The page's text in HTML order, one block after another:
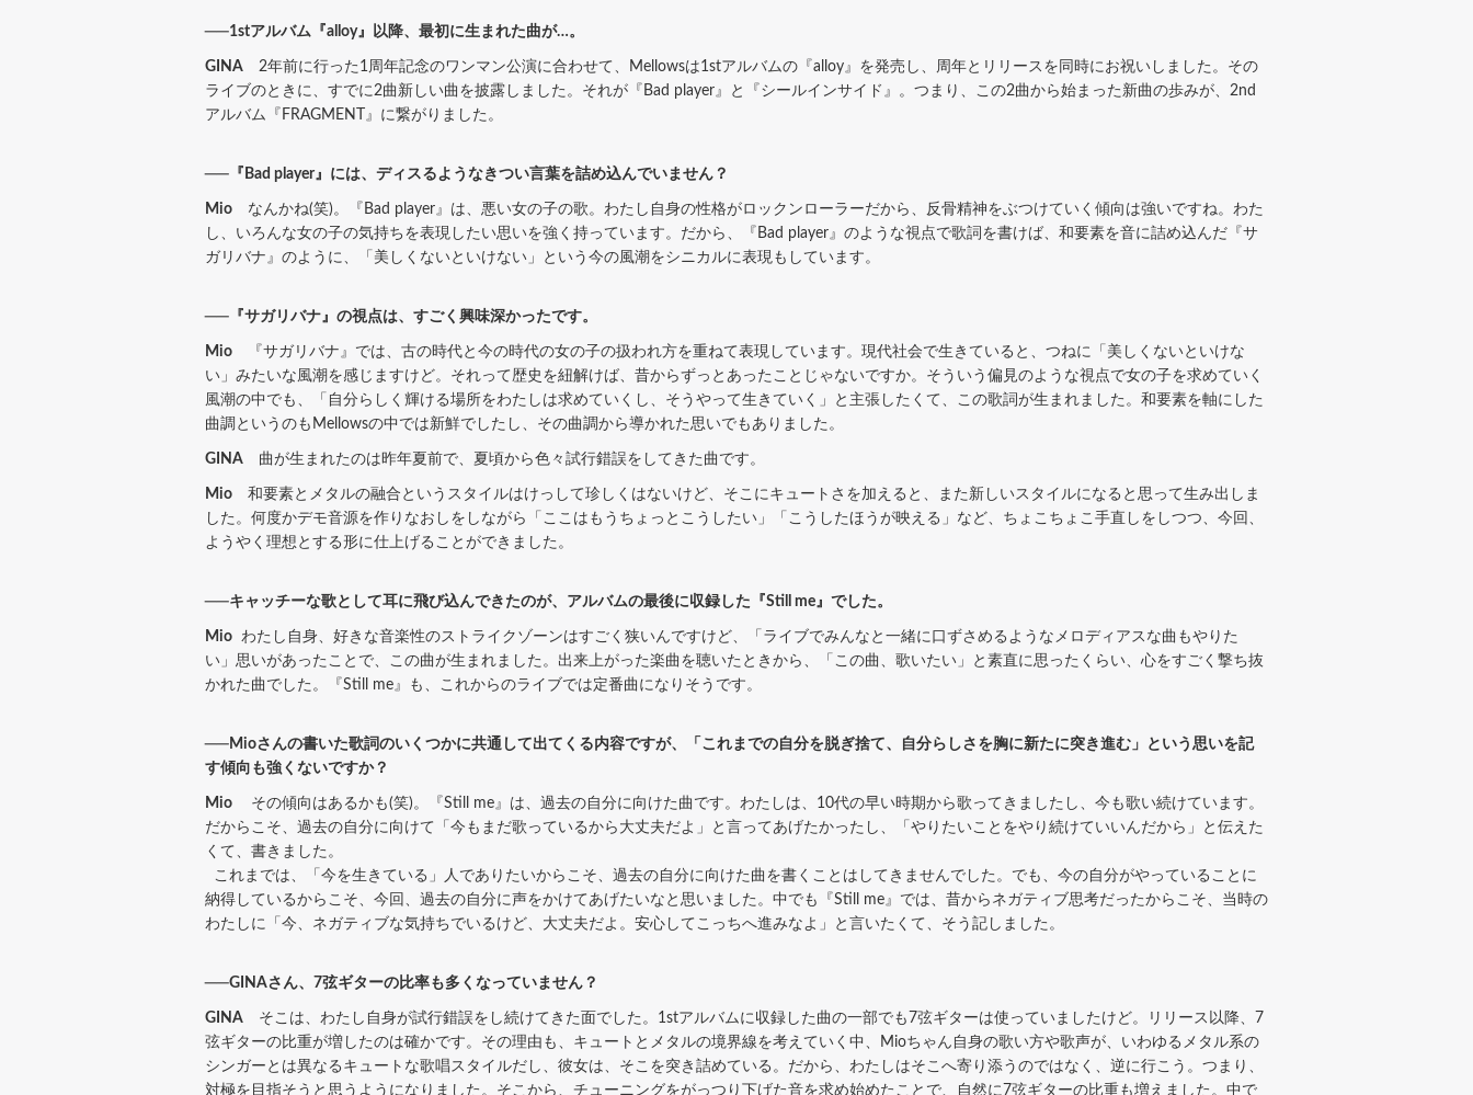
──1stアルバム『alloy』以降、最初に生まれた曲が…。
GINA 2年前に行った1周年記念のワンマン公演に合わせて、Mellowsは1stアルバムの『alloy』を発売し、周年とリリースを同時にお祝いしました。その
ライブのときに、すでに2曲新しい曲を披露しました。それが『Bad player』と『シールインサイド』。つまり、この2曲から始まった新曲の歩みが、2nd
アルバム『FRAGMENT』に繋がりました。
──『Bad player』には、ディスるようなきつい言葉を詰め込んでいません？
Mio なんかね(笑)。『Bad player』は、悪い女の子の歌。わたし自身の性格がロックンローラーだから、反骨精神をぶつけていく傾向は強いですね。わた
し、いろんな女の子の気持ちを表現したい思いを強く持っています。だから、『Bad player』のような視点で歌詞を書けば、和要素を音に詰め込んだ『サ
ガリバナ』のように、「美しくないといけない」という今の風潮をシニカルに表現もしています。
──『サガリバナ』の視点は、すごく興味深かったです。
Mio 『サガリバナ』では、古の時代と今の時代の女の子の扱われ方を重ねて表現しています。現代社会で生きていると、つねに「美しくないといけな
い」みたいな風潮を感じますけど。それって歴史を紐解けば、昔からずっとあったことじゃないですか。そういう偏見のような視点で女の子を求めていく
風潮の中でも、「自分らしく輝ける場所をわたしは求めていくし、そうやって生きていく」と主張したくて、この歌詞が生まれました。和要素を軸にした
曲調というのもMellowsの中では新鮮でしたし、その曲調から導かれた思いでもありました。
GINA 曲が生まれたのは昨年夏前で、夏頃から色々試行錯誤をしてきた曲です。
Mio 和要素とメタルの融合というスタイルはけっして珍しくはないけど、そこにキュートさを加えると、また新しいスタイルになると思って生み出しま
した。何度かデモ音源を作りなおしをしながら「ここはもうちょっとこうしたい」「こうしたほうが映える」など、ちょこちょこ手直しをしつつ、今回、
ようやく理想とする形に仕上げることができました。
──キャッチーな歌として耳に飛び込んできたのが、アルバムの最後に収録した『Still me』でした。
Mio わたし自身、好きな音楽性のストライクゾーンはすごく狭いんですけど、「ライブでみんなと一緒に口ずさめるようなメロディアスな曲もやりた
い」思いがあったことで、この曲が生まれました。出来上がった楽曲を聴いたときから、「この曲、歌いたい」と素直に思ったくらい、心をすごく撃ち抜
かれた曲でした。『Still me』も、これからのライブでは定番曲になりそうです。
──Mioさんの書いた歌詞のいくつかに共通して出てくる内容ですが、「これまでの自分を脱ぎ捨て、自分らしさを胸に新たに突き進む」という思いを記
す傾向も強くないですか？
Mio
その傾向はあるかも(笑)。『Still me』は、過去の自分に向けた曲です。わたしは、10代の早い時期から歌ってきましたし、今も歌い続けています。
だからこそ、過去の自分に向けて「今もまだ歌っているから大丈夫だよ」と言ってあげたかったし、「やりたいことをやり続けていいんだから」と伝えた
くて、書きました。
これまでは、「今を生きている」人でありたいからこそ、過去の自分に向けた曲を書くことはしてきませんでした。でも、今の自分がやっていることに
納得しているからこそ、今回、過去の自分に声をかけてあげたいなと思いました。中でも『Still me』では、昔からネガティブ思考だったからこそ、当時の
わたしに「今、ネガティブな気持ちでいるけど、大丈夫だよ。安心してこっちへ進みなよ」と言いたくて、そう記しました。
──GINAさん、7弦ギターの比率も多くなっていません？
GINA そこは、わたし自身が試行錯誤をし続けてきた面でした。1stアルバムに収録した曲の一部でも7弦ギターは使っていましたけど。リリース以降、7
弦ギターの比重が増したのは確かです。その理由も、キュートとメタルの境界線を考えていく中、Mioちゃん自身の歌い方や歌声が、いわゆるメタル系の
シンガーとは異なるキュートな歌唱スタイルだし、彼女は、そこを突き詰めている。だから、わたしはそこへ寄り添うのではなく、逆に行こう。つまり、
対極を目指そうと思うようになりました。そこから、チューニングをがっつり下げた音を求め始めたことで、自然に7弦ギターの比重も増えました。中で